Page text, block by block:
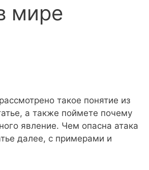
мире
такое понятие из
а также поймете почему
явление. Чем опасна атака
далее, с примерами и